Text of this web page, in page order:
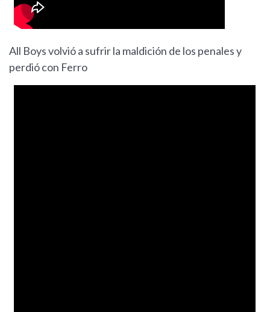
All Boys volvió a sufrir la maldición de los penales y
perdió con Ferro